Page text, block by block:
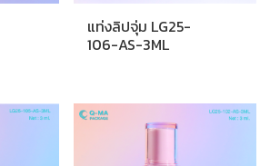
แท่งลิปจุ่ม LG25-
106-AS-3ML